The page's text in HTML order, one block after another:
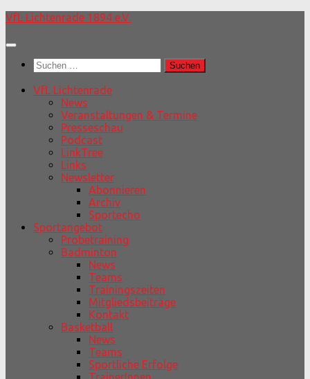
Unter
Inhalt
VfL Lichtenrade 1894 e.V.
Suchen
nach:
VfL Lichtenrade
News
Veranstaltungen & Termine
Presseschau
Podcast
LinkTree
Links
Newsletter
Abonnieren
Archiv
Sportecho
Sportangebot
Probetraining
Badminton
News
Teams
Trainingszeiten
Mitgliedsbeiträge
Kontakt
Basketball
News
Teams
Sportliche Erfolge